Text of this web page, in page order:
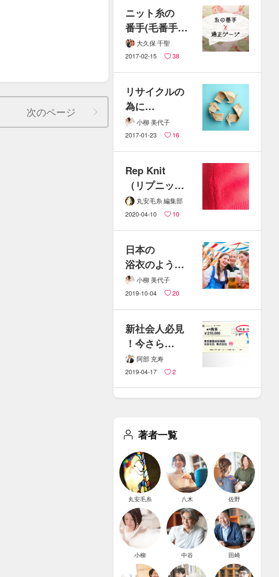
次のページ
ニット糸の​
番手(​毛番手・​
綿番手)と​
適正ゲージの​
計算方法
大久保 千聖
2017-02-15
38
リサイクルの​
為に​
ホッチキスの​
針を​
外さなくても​
問題ない？​
業者の​
本音とは。
小柳 美代子
2017-01-23
16
Rep Knit​
（リプニット
）​｜縫い目の​
ほつれた​
ニットの​
直し方
丸安毛糸 編集部
2020-04-10
10
日本の​
浴衣のような​
ドイツの​
民族衣装。​
可愛い​
「ディアンド
ル」とは。
小柳 美代子
2019-10-04
20
新社会人必見
！​今さら​
聞けない​
小切手・​
約束手形の​
ことを​
簡潔に​
。
阿部 充寿
2019-04-17
2
著者一覧
丸安毛糸 八木 佐野
小柳 中谷 田崎